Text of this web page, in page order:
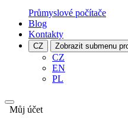
Průmyslové počítače
Blog
Kontakty
CZ Zobrazit submenu
CZ
EN
PL
Můj účet